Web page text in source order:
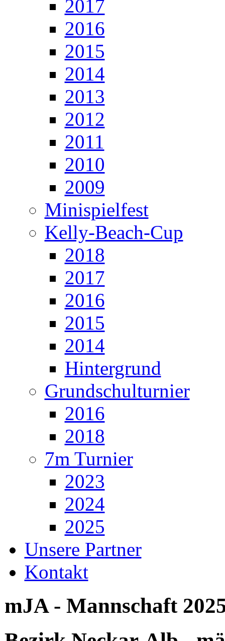
2017
2016
2015
2014
2013
2012
2011
2010
2009
Minispielfest
Kelly-Beach-Cup
2018
2017
2016
2015
2014
Hintergrund
Grundschulturnier
2016
2018
7m Turnier
2023
2024
2025
Unsere Partner
Kontakt
mJA - Mannschaft